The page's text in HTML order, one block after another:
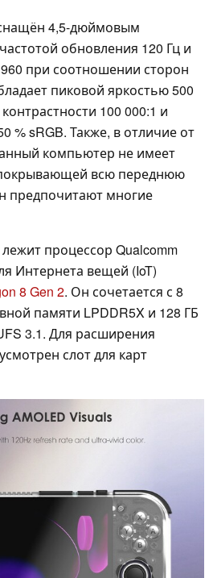
4,5-дюймовым
обновления 120 Гц и
при соотношении сторон
пиковой яркостью 500
100 000:1 и
% sRGB. Также, в отличие от
компьютер не имеет
всю переднюю
предпочитают многие
процессор Qualcomm
Интернета вещей (IoT)
8 Gen 2. Он сочетается с 8
памяти LPDDR5X и 128 ГБ
3.1. Для расширения
слот для карт